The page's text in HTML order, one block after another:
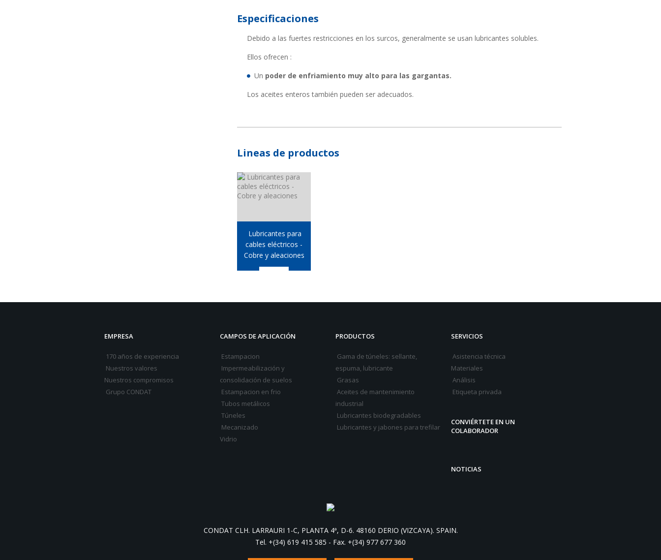
Especificaciones
Debido a las fuertes restricciones en los surcos, generalmente se usan lubricantes solubles.
Ellos ofrecen :
Un poder de enfriamiento muy alto para las gargantas.
Los aceites enteros también pueden ser adecuados.
Lineas de productos
Lubricantes para
cables eléctricos -
Cobre y aleaciones
EMPRESA
170 años de experiencia
Nuestros valores
Nuestros compromisos
Grupo CONDAT
CAMPOS DE APLICACIÓN
Estampacion
Impermeabilización y
consolidación de suelos
Estampacion en frio
Tubos metálicos
Túneles
Mecanizado
Vidrio
PRODUCTOS
Gama de túneles: sellante,
espuma, lubricante
Grasas
Aceites de mantenimiento
industrial
Lubricantes biodegradables
Lubricantes y jabones para trefilar
SERVICIOS
Asistencia técnica
Materiales
Análisis
Etiqueta privada
CONVIÉRTETE EN UN
COLABORADOR
NOTICIAS
CONDAT CLH. LARRAURI 1-C, PLANTA 4ª, D-6. 48160 DERIO (VIZCAYA). SPAIN.
Tel. +(34) 619 415 585 - Fax. +(34) 977 677 360